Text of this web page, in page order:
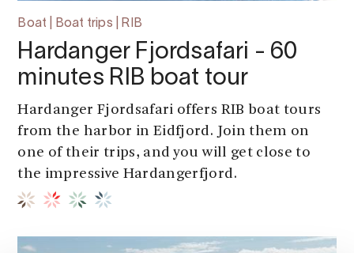
Boat | Boat trips | RIB
Hardanger Fjordsafari - 60
minutes RIB boat tour
Hardanger Fjordsafari offers RIB boat tours
from the harbor in Eidfjord. Join them on
one of their trips, and you will get close to
the impressive Hardangerfjord.